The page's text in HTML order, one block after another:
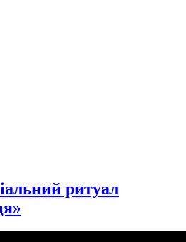
ритуал